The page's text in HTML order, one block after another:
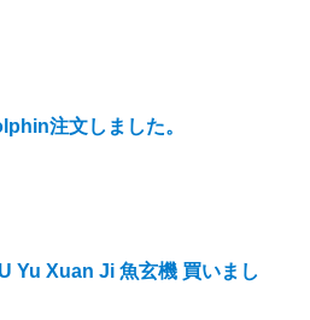
注文しました。
Yu Xuan Ji 魚玄機 買いまし